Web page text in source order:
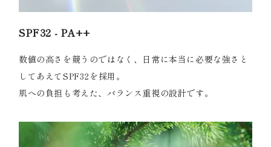
SPF32 - PA++
数値の高さを競うのではなく、日常に本当に必要な強さと
してあえてSPF32を採用。
肌への負担も考えた、バランス重視の設計です。